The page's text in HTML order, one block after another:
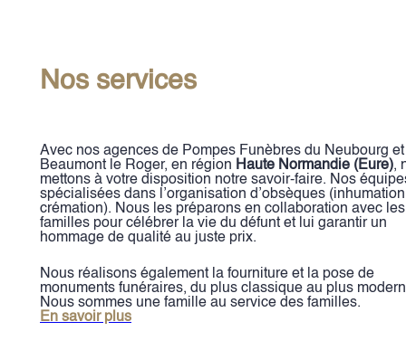
Nos services
Avec nos agences de Pompes Funèbres du Neubourg
Beaumont le Roger, en région Haute Normandie (Eure),
mettons à votre disposition notre savoir-faire. Nos
spécialisées dans l’organisation d’obsèques
crémation). Nous les préparons en collaboration avec les
familles pour célébrer la vie du défunt et lui garantir un
hommage de qualité au juste prix.
Nous réalisons également la fourniture et la pose de
monuments funéraires, du plus classique au plus
Nous sommes une famille au service des familles.
En savoir plus